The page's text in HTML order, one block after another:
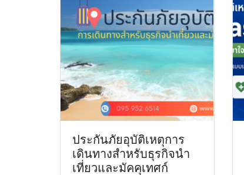
ประกันภัยอุบัติเหตุการ
เดินทางสำหรับธุรกิจนำ
เที่ยวและมัคคุเทศก์